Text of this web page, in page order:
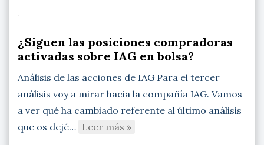
¿Siguen las posiciones compradoras
activadas sobre IAG en bolsa?
Análisis de las acciones de IAG Para el tercer
análisis voy a mirar hacia la compañía IAG. Vamos
a ver qué ha cambiado referente al último análisis
que os dejé… Leer más »